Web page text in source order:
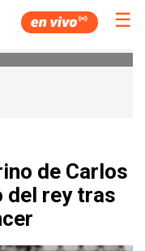
☰
de Carlos
del rey tras